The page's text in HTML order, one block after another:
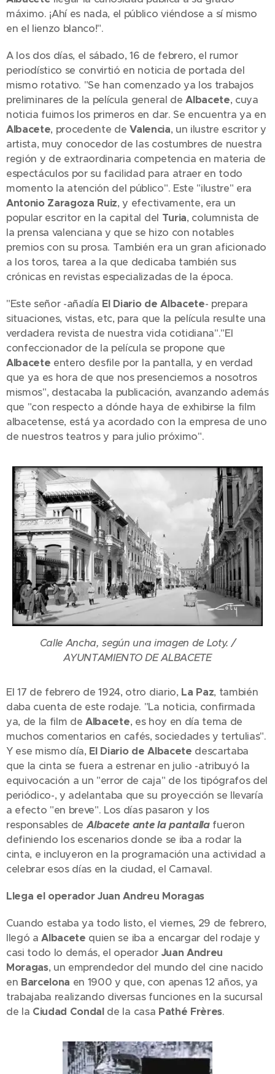
máximo. ¡Ahí es nada, el público viéndose a sí mismo
en el lienzo blanco!".
A los dos días, el sábado, 16 de febrero, el rumor
periodístico se convirtió en noticia de portada del
mismo rotativo. "Se han comenzado ya los trabajos
preliminares de la película general deAlbacete, cuya
noticia fuimos los primeros en dar. Se encuentra ya en
Albacete, procedente deValencia, un ilustre escritor y
artista, muy conocedor de las costumbres de nuestra
región y de extraordinaria competencia en materia de
espectáculos por su facilidad para atraer en todo
momento la atención del público". Este "ilustre" era
Antonio Zaragoza Ruiz, y efectivamente, era un
popular escritor en la capital del Turia, columnista de
la prensa valenciana y que se hizo con notables
premios con su prosa. También era un gran aficionado
a los toros, tarea a la que dedicaba también sus
crónicas en revistas especializadas de la época.
"Este señor -añadía El Diario de Albacete- prepara
situaciones, vistas, etc, para que la película resulte una
verdadera revista de nuestra vida cotidiana"."El
confeccionador de la película se propone que
Albacete entero desfile por la pantalla, y en verdad
que ya es hora de que nos presenciemos a nosotros
mismos", destacaba la publicación, avanzando además
que "con respecto a dónde haya de exhibirse la film
albacetense, está ya acordado con la empresa de uno
de nuestros teatros y para julio próximo".
Calle Ancha, según una imagen de Loty. /
AYUNTAMIENTO DE ALBACETE
El 17 de febrero de 1924, otro diario, La Paz, también
daba cuenta de este rodaje. "La noticia, confirmada
ya, de la film deAlbacete, es hoy en día tema de
muchos comentarios en cafés, sociedades y tertulias".
Y ese mismo día, El Diario de Albacete descartaba
que la cinta se fuera a estrenar en julio -atribuyó la
equivocación a un "error de caja" de los tipógrafos del
periódico-, y adelantaba que su proyección se llevaría
a efecto "en breve". Los días pasaron y los
responsables de Albacete ante la pantallafueron
definiendo los escenarios donde se iba a rodar la
cinta, e incluyeron en la programación una actividad a
celebrar esos días en la ciudad, el Carnaval.
Llega el operador Juan Andreu Moragas
Cuando estaba ya todo listo, el viernes, 29 de febrero,
llegó aAlbacete quien se iba a encargar del rodaje y
casi todo lo demás, el operador Juan Andreu
Moragas, un emprendedor del mundo del cine nacido
en Barcelona en 1900 y que, con apenas 12 años, ya
trabajaba realizando diversas funciones en la sucursal
de la Ciudad Condalde la casa Pathé Frères.